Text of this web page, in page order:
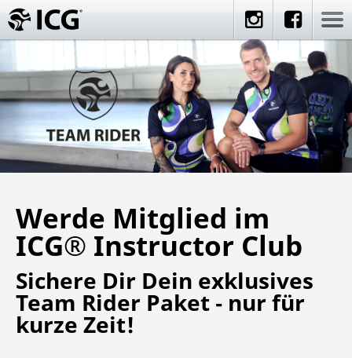
Werde Mitglied im
ICG® Instructor Club
Sichere Dir Dein exklusives
Team Rider Paket ‐ nur für
kurze Zeit!